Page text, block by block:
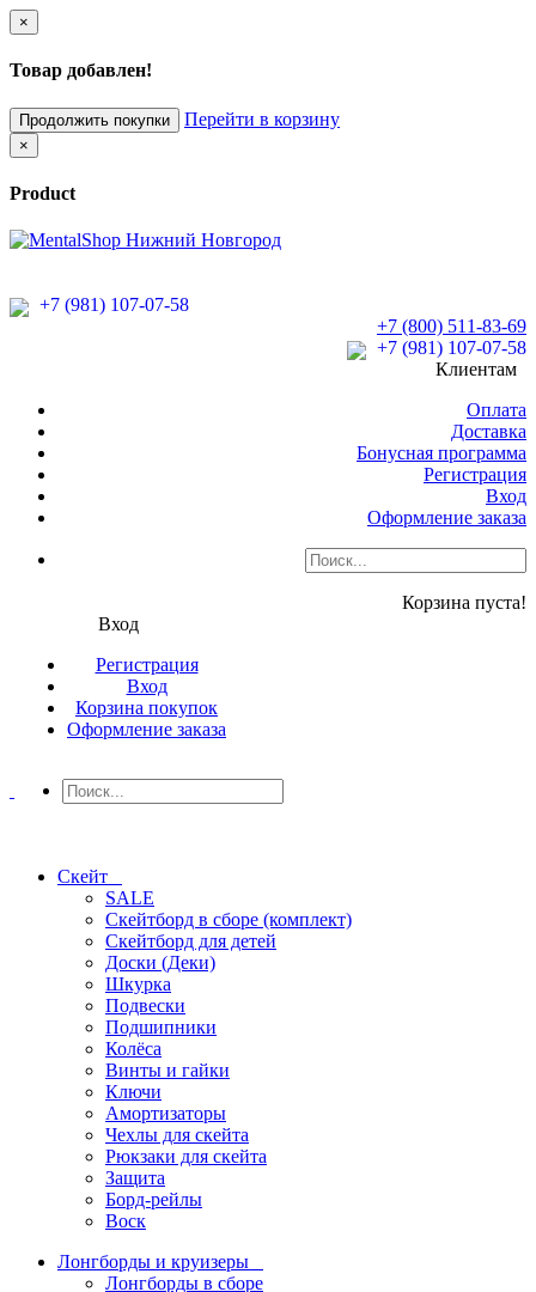
×
Товар добавлен!
Продолжить покупки Перейти в корзину
×
Product
+7 (981) 107-07-58
+7 (800) 511-83-69
+7 (981) 107-07-58
Клиентам
Оплата
Доставка
Бонусная программа
Регистрация
Вход
Оформление заказа
Корзина пуста!
Вход
Регистрация
Вход
Корзина покупок
Оформление заказа
Скейт
SALE
Скейтборд в сборе (комплект)
Скейтборд для детей
Доски (Деки)
Шкурка
Подвески
Подшипники
Колёса
Винты и гайки
Ключи
Амортизаторы
Чехлы для скейта
Рюкзаки для скейта
Защита
Борд-рейлы
Воск
Лонгборды и круизеры
Лонгборды в сборе